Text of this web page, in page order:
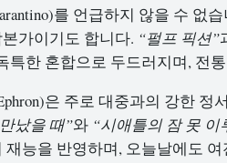
를 언급하지 않을 수 없
가이기도 합니다. “펄프 픽션”
특한 혼합으로 두드러지며, 전
은 주로 대중과의 강한
났을 때”와 “시애틀의 잠 못 이
능을 반영하며, 오늘날에도